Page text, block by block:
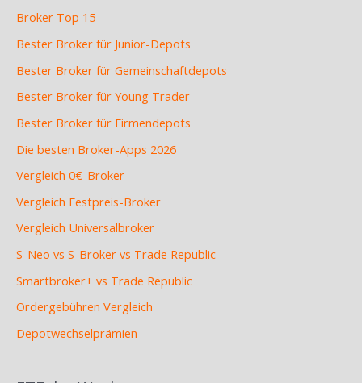
Broker Top 15
Bester Broker für Junior-Depots
Bester Broker für Gemeinschaftdepots
Bester Broker für Young Trader
Bester Broker für Firmendepots
Die besten Broker-Apps 2026
Vergleich 0€-Broker
Vergleich Festpreis-Broker
Vergleich Universalbroker
S-Neo vs S-Broker vs Trade Republic
Smartbroker+ vs Trade Republic
Ordergebühren Vergleich
Depotwechselprämien